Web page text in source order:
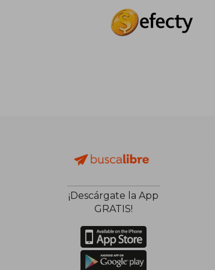
¡Descárgate la App
GRATIS!